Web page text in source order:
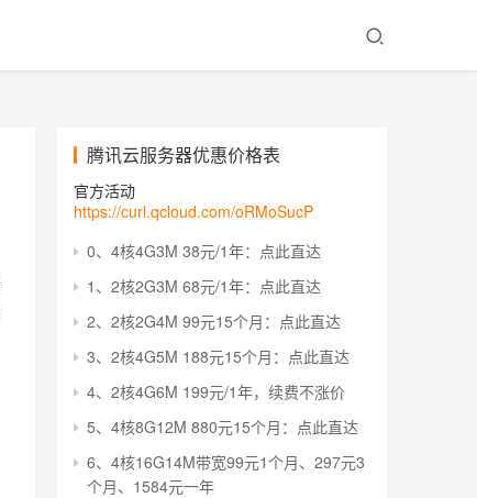
腾讯云服务器优惠价格表
官方活动
https://curl.qcloud.com/oRMoSucP
0、4核4G3M 38元/1年：点此直达
1、2核2G3M 68元/1年：点此直达
2、2核2G4M 99元15个月：点此直达
3、2核4G5M 188元15个月：点此直达
4、2核4G6M 199元/1年，续费不涨价
5、4核8G12M 880元15个月：点此直达
6、4核16G14M带宽99元1个月、297元3
个月、1584元一年